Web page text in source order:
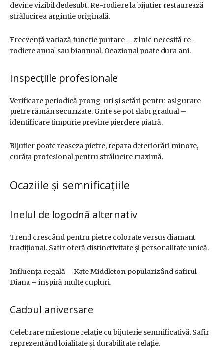
devine vizibil dedesubt. Re-rodiere la bijutier restaurează
strălucirea argintie originală.
Frecvență variază funcție purtare – zilnic necesită re-
rodiere anual sau biannual. Ocazional poate dura ani.
Inspecțiile profesionale
Verificare periodică prong-uri și setări pentru asigurare
pietre rămân securizate. Grife se pot slăbi gradual –
identificare timpurie previne pierdere piatră.
Bijutier poate reașeza pietre, repara deteriorări minore,
curăța profesional pentru strălucire maximă.
Ocaziile și semnificațiile
Inelul de logodnă alternativ
Trend crescând pentru pietre colorate versus diamant
tradițional. Safir oferă distinctivitate și personalitate unică.
Influența regală – Kate Middleton popularizând safirul
Diana – inspiră multe cupluri.
Cadoul aniversare
Celebrare milestone relație cu bijuterie semnificativă. Safir
reprezentând loialitate și durabilitate relație.